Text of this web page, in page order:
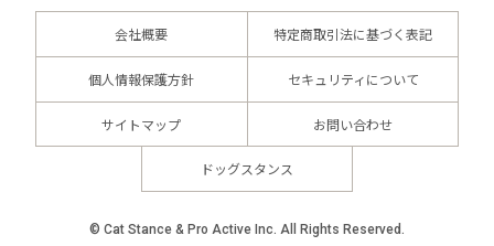
会社概要 特定商取引法に基づく表記
個人情報保護方針 セキュリティについて
サイトマップ お問い合わせ
ドッグスタンス
© Cat Stance & Pro Active Inc. All Rights Reserved.